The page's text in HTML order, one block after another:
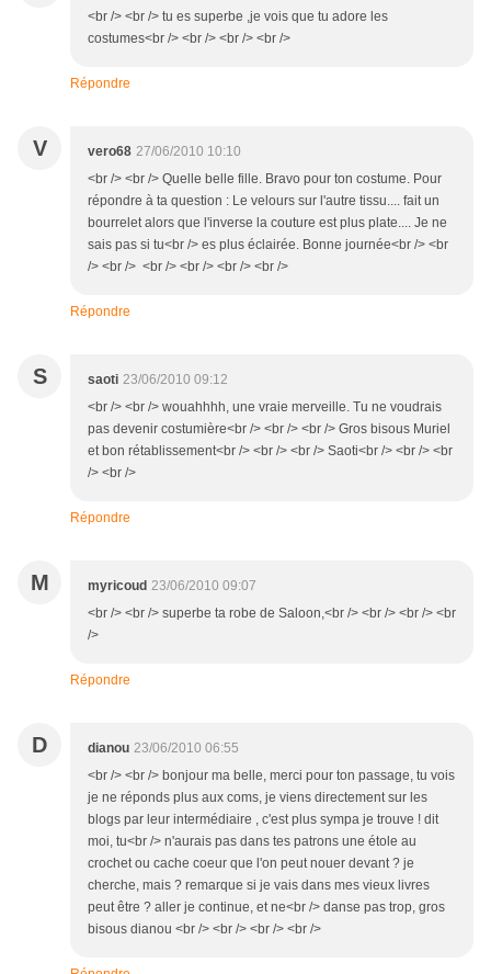
<br /> <br /> tu es superbe ,je vois que tu adore les
costumes<br /> <br /> <br /> <br />
Répondre
V vero68 27/06/2010 10:10
<br /> <br /> Quelle belle fille. Bravo pour ton costume. Pour
répondre à ta question : Le velours sur l'autre tissu.... fait un
bourrelet alors que l'inverse la couture est plus plate.... Je ne
sais pas si tu<br /> es plus éclairée. Bonne journée<br /> <br
/> <br /> <br /> <br /> <br /> <br />
Répondre
S saoti 23/06/2010 09:12
<br /> <br /> wouahhhh, une vraie merveille. Tu ne voudrais
pas devenir costumière<br /> <br /> <br /> Gros bisous Muriel
et bon rétablissement<br /> <br /> <br /> Saoti<br /> <br /> <br
/> <br />
Répondre
M myricoud 23/06/2010 09:07
<br /> <br /> superbe ta robe de Saloon,<br /> <br /> <br /> <br
/>
Répondre
D dianou 23/06/2010 06:55
<br /> <br /> bonjour ma belle, merci pour ton passage, tu vois
je ne réponds plus aux coms, je viens directement sur les
blogs par leur intermédiaire , c'est plus sympa je trouve ! dit
moi, tu<br /> n'aurais pas dans tes patrons une étole au
crochet ou cache coeur que l'on peut nouer devant ? je
cherche, mais ? remarque si je vais dans mes vieux livres
peut être ? aller je continue, et ne<br /> danse pas trop, gros
bisous dianou <br /> <br /> <br /> <br />